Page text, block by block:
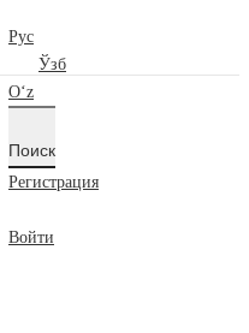
Рус
Ўзб
Oʻz
Поиск
Регистрация
Войти